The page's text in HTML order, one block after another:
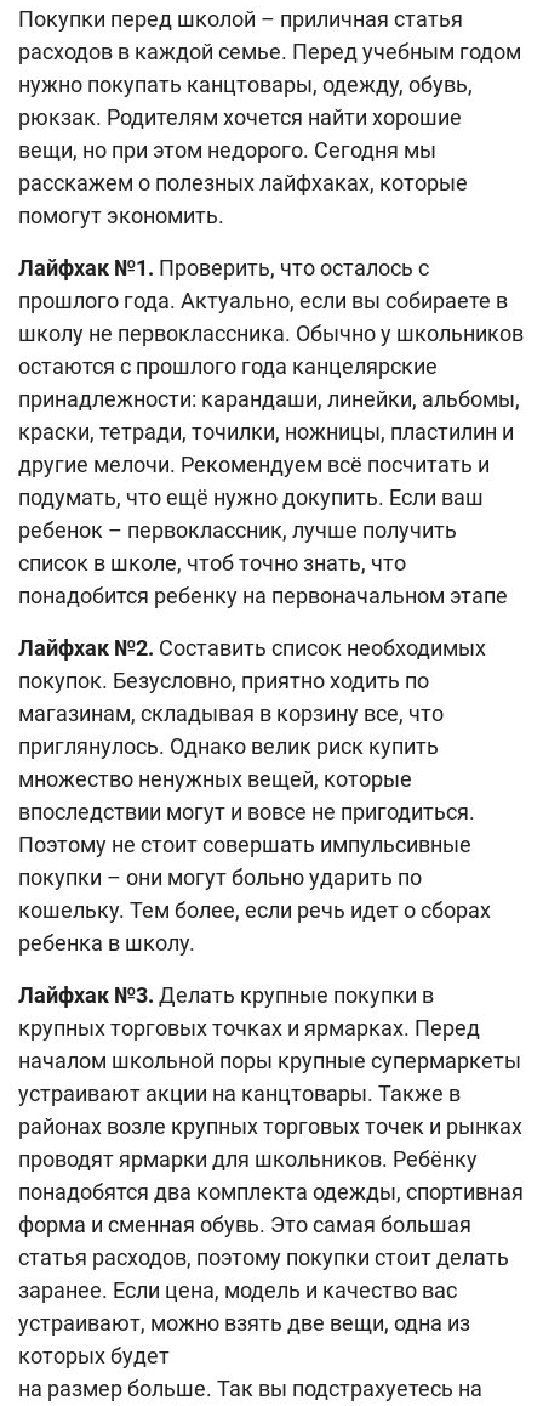
Поиск по сайту
Карта сайта
Покупки перед школой – приличная статья
расходов в каждой семье. Перед учебным годом
нужно покупать канцтовары, одежду, обувь,
рюкзак. Родителям хочется найти хорошие
вещи, но при этом недорого. Сегодня мы
расскажем о полезных лайфхаках, которые
помогут экономить.
Лайфхак №1. Проверить, что осталось с
прошлого года. Актуально, если вы собираете в
школу не первоклассника. Обычно у школьников
остаются с прошлого года канцелярские
принадлежности: карандаши, линейки, альбомы,
краски, тетради, точилки, ножницы, пластилин и
другие мелочи. Рекомендуем всё посчитать и
подумать, что ещё нужно докупить. Если ваш
ребенок – первоклассник, лучше получить
список в школе, чтоб точно знать, что
понадобится ребенку на первоначальном этапе
Лайфхак №2. Составить список необходимых
покупок. Безусловно, приятно ходить по
магазинам, складывая в корзину все, что
приглянулось. Однако велик риск купить
множество ненужных вещей, которые
впоследствии могут и вовсе не пригодиться.
Поэтому не стоит совершать импульсивные
покупки – они могут больно ударить по
кошельку. Тем более, если речь идет о сборах
ребенка в школу.
Лайфхак №3. Делать крупные покупки в
крупных торговых точках и ярмарках. Перед
началом школьной поры крупные супермаркеты
устраивают акции на канцтовары. Также в
районах возле крупных торговых точек и рынках
проводят ярмарки для школьников. Ребёнку
понадобятся два комплекта одежды, спортивная
форма и сменная обувь. Это самая большая
статья расходов, поэтому покупки стоит делать
заранее. Если цена, модель и качество вас
устраивают, можно взять две вещи, одна из
которых будет
на размер больше. Так вы подстрахуетесь на